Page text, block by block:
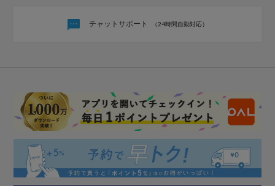
チャットサポート （24時間自動対応）